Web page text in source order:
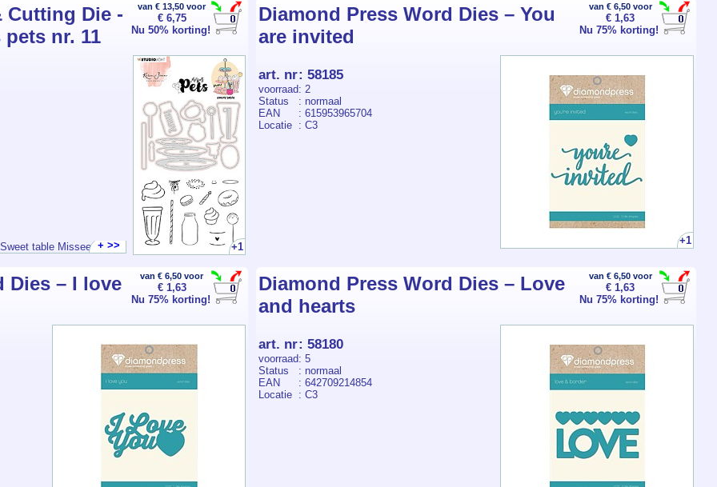
van € 13,50 voor
€ 6,75
Nu 50% korting!
Cutting Die -
nr. 11
+1
table Missees nr.11
+ >>
van € 6,50 voor
€ 1,63
Nu 75% korting!
Diamond Press Word Dies – You
are invited
+1
art. nr: 58185
voorraad: 2
Status
: normaal
EAN
: 615953965704
Locatie
: C3
van € 6,50 voor
€ 1,63
Nu 75% korting!
Dies – I love
van € 6,50 voor
€ 1,63
Nu 75% korting!
Diamond Press Word Dies – Love
and hearts
art. nr: 58180
voorraad: 5
Status
: normaal
EAN
: 642709214854
Locatie
: C3